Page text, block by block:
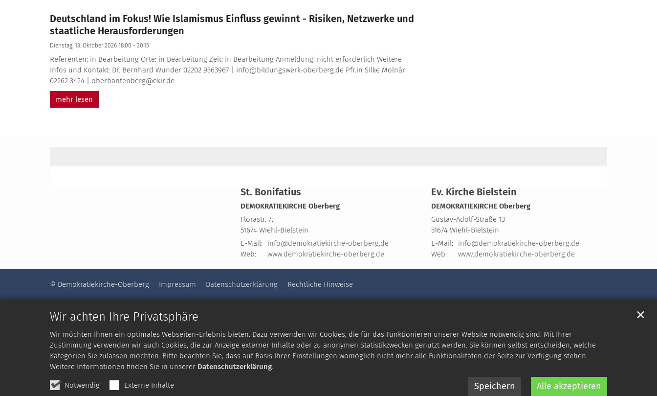
Wir achten Ihre Privatsphäre
Wir möchten Ihnen ein optimales Webseiten-Erlebnis bieten. Dazu verwenden wir Cookies, die für das Funktionieren unserer Website notwendig sind. Mit Ihrer
Zustimmung verwenden wir auch Cookies, die zur Anzeige externer Inhalte oder zu anonymen Statistikzwecken genutzt werden. Sie können selbst entscheiden, welche
Kategorien Sie zulassen möchten. Bitte beachten Sie, dass auf Basis Ihrer Einstellungen womöglich nicht mehr alle Funktionalitäten der Seite zur Verfügung stehen.
Weitere Informationen finden Sie in unserer Datenschutzerklärung.
Notwendig Externe Inhalte Speichern Alle akzeptieren
✕
Deutschland im Fokus! Wie Islamismus Einfluss gewinnt - Risiken, Netzwerke und
staatliche Herausforderungen
Dienstag, 13. Oktober 2026 18:00 - 20:15
Referenten: in Bearbeitung Orte: in Bearbeitung Zeit: in Bearbeitung Anmeldung: nicht erforderlich Weitere
Infos und Kontakt: Dr. Bernhard Wunder 02202 9363967 | info@bildungswerk-oberberg.de Pfr.in Silke Molnár
02262 3424 | oberbantenberg@ekir.de
mehr lesen
St. Bonifatius
DEMOKRATIEKIRCHE Oberberg
Florastr. 7.
51674 Wiehl-Bielstein
E-Mail:
info@demokratiekirche-oberberg.de
Web:
www.demokratiekirche-oberberg.de
Ev. Kirche Bielstein
DEMOKRATIEKIRCHE Oberberg
Gustav-Adolf-Straße 13
51674 Wiehl-Bielstein
E-Mail:
info@demokratiekirche-oberberg.de
Web:
www.demokratiekirche-oberberg.de
© Demokratiekirche-Oberberg Impressum Datenschutzerklärung Rechtliche Hinweise